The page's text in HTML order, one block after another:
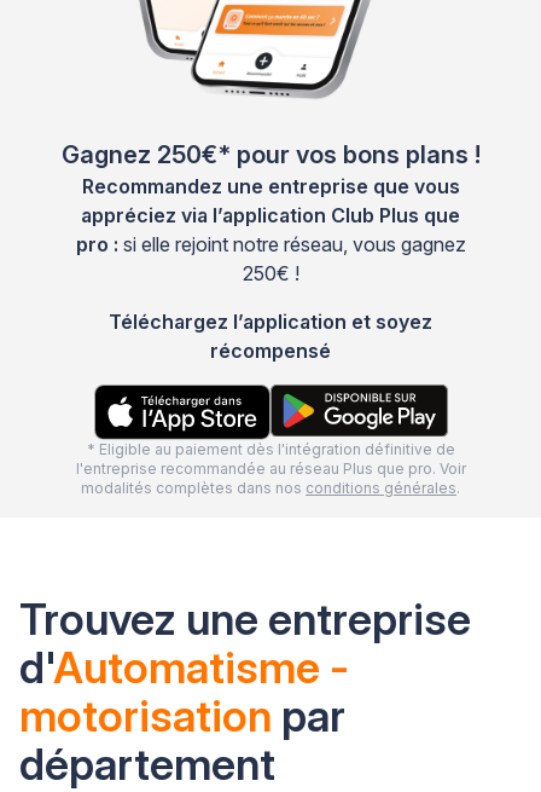
Gagnez 250€* pour vos bons plans !
Recommandez une entreprise que vous
appréciez via l’application Club Plus que
pro : si elle rejoint notre réseau, vous gagnez
250€ !
Téléchargez l’application et soyez
récompensé
* Eligible au paiement dès l'intégration définitive de
l'entreprise recommandée au réseau Plus que pro. Voir
modalités complètes dans nos conditions générales.
Trouvez une entreprise
d'Automatisme -
motorisation par
département